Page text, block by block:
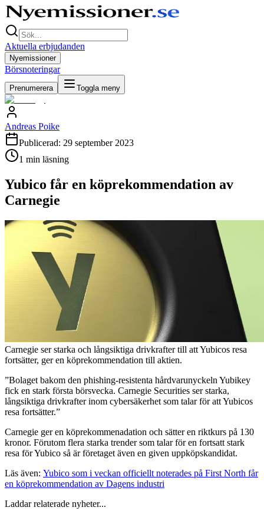
Aktuella erbjudanden
Nyemissioner
Börsnoteringar
Prenumerera Toggla meny
Andreas Poike
Publicerad: 29 september 2023
1 min läsning
Yubico får en köprekommendation av
Carnegie
Carnegie ser starka och långsiktiga drivkrafter till att Yubicos resa
fortsätter, ger en köprekommendation till aktien.
”Bolaget bakom den phishing-resistenta hårdvarunyckeln Yubikey
fick en stark första börsvecka. Carnegie Securities ser starka,
långsiktiga drivkrafter inom cybersäkerhet som talar för att Yubicos
resa fortsätter.”
Carnegie ger en köprekommenadation och sätter en riktkurs på 130
kronor. Förutom flera starka trender som talar för en fortsatt stark
resa för Yubico så är företaget även en given uppköpskandidat.
Läs även: Yubico som i veckan officiellt noterades på First North får
en köprekommendation av Dagens industri
Laddar relaterade nyheter...